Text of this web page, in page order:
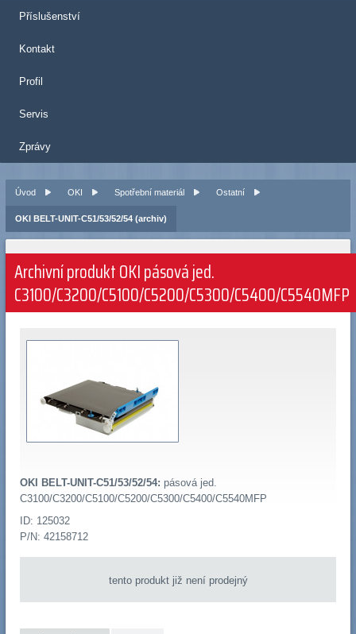
Příslušenství
Kontakt
Profil
Servis
Zprávy
Úvod OKI Spotřební materiál Ostatní
OKI BELT-UNIT-C51/53/52/54 (archiv)
Archivní produkt OKI pásová jed.
C3100/C3200/C5100/C5200/C5300/C5400/C5540MFP
OKI BELT-UNIT-C51/53/52/54: pásová jed.
C3100/C3200/C5100/C5200/C5300/C5400/C5540MFP
ID: 125032
P/N: 42158712
tento produkt již není prodejný